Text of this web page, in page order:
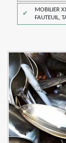
MOBILIER
FAUTEUIL,